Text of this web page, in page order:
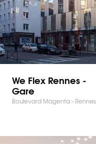
We Flex Rennes -
Gare
Boulevard Magenta - Rennes